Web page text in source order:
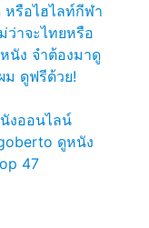
รือไฮไลท์กีฬา
าจะไทยหรือ
นัง จำต้องมาดู
ม ดูฟรีด้วย!
งออนไลน์
ดูหนัง
47